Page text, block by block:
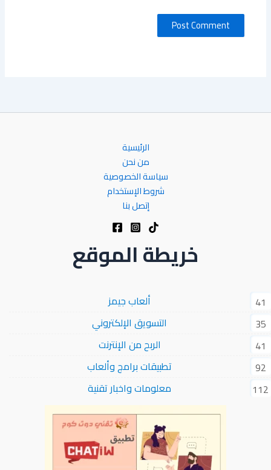
الرئيسية
من نحن
سياسة الخصوصية
شروط الإستخدام
إتصل بنا
خريطة الموقع
ألعاب جيمز
41
التسويق الإلكتروني
35
الربح من الإنترنت
41
تطبيقات برامج وألعاب
92
معلومات واخبار تقنية
112